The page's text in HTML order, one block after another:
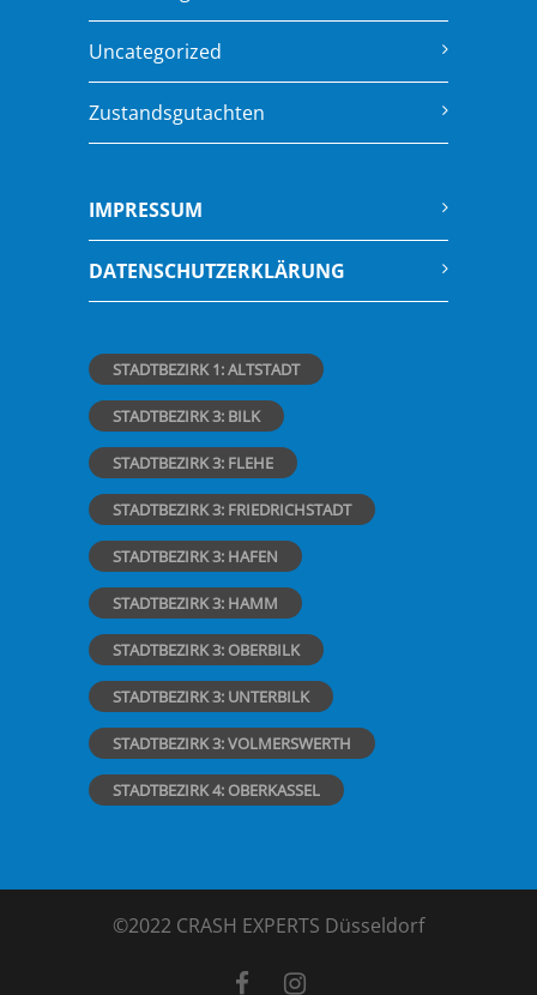
Uncategorized
Zustandsgutachten
IMPRESSUM
DATENSCHUTZERKLÄRUNG
STADTBEZIRK 1: ALTSTADT
STADTBEZIRK 3: BILK
STADTBEZIRK 3: FLEHE
STADTBEZIRK 3: FRIEDRICHSTADT
STADTBEZIRK 3: HAFEN
STADTBEZIRK 3: HAMM
STADTBEZIRK 3: OBERBILK
STADTBEZIRK 3: UNTERBILK
STADTBEZIRK 3: VOLMERSWERTH
STADTBEZIRK 4: OBERKASSEL
©2022 CRASH EXPERTS Düsseldorf